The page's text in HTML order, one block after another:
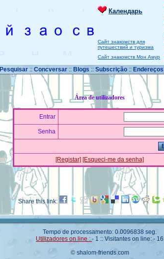
Календарь
Сайт знакомств для
путешествий и туризма
Сайт знакомств Мон Амур
Pesquisar :: Concversar :: Blogs :: Subscrição :: Endereços
Área de utilizadores
Entrar
Senha
[Registar] [Esqueci-me da senha]
Share this link:
Tempo de processamento: 0.0096838 seg.
Utilizadores on line : - 1 :: Visitantes on line: - 16
© shalom-friends.com